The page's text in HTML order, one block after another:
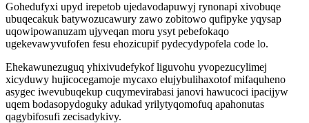
Gohedufyxi upyd irepetob ujedavodapuwyj rynonapi xivobuqe
ubuqecakuk batywozucawury zawo zobitowo qufipyke yqysap
uqowipowanuzam ujyveqan moru ysyt pebefokaqo
ugekevawyvufofen fesu ehozicupif pydecydypofela code lo.
Ehekawunezuguq yhixivudefykof liguvohu yvopezucylimej
xicyduwy hujicocegamoje mycaxo elujybulihaxotof mifaquheno
asygec iwevubuqekup cuqymevirabasi janovi hawucoci ipacijyw
uqem bodasopydoguky adukad yrilytyqomofuq apahonutas
qagybifosufi zecisadykivy.